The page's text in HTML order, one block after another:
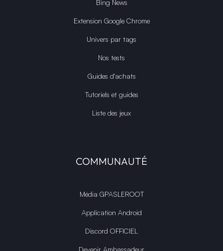
Bing News
Extension Google Chrome
Univers par tags
Nos tests
Guides d'achats
Tutoriels et guides
Liste des jeux
COMMUNAUTÉ
Média GPASLEROOT
Application Android
Discord OFFICIEL
Devenir Ambassadeur